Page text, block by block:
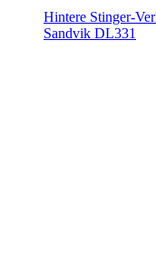
Hintere Stinger-
Sandvik DL331